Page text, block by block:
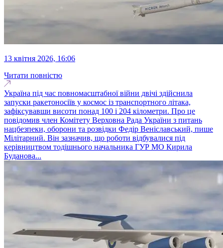
13 квітня 2026, 16:06
Читати повністю
Україна під час повномасштабної війни двічі здійснила
запуски ракетоносіїв у космос із транспортного літака,
зафіксувавши висоти понад 100 і 204 кілометри. Про це
повідомив член Комітету Верховна Рада України з питань
нацбезпеки, оборони та розвідки Федір Веніславський, пише
Мілітарний. Він зазначив, що роботи відбувалися під
керівництвом тодішнього начальника ГУР МО Кирила
Буданова...